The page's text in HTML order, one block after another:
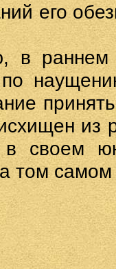
его
в раннем
из
в своем
том